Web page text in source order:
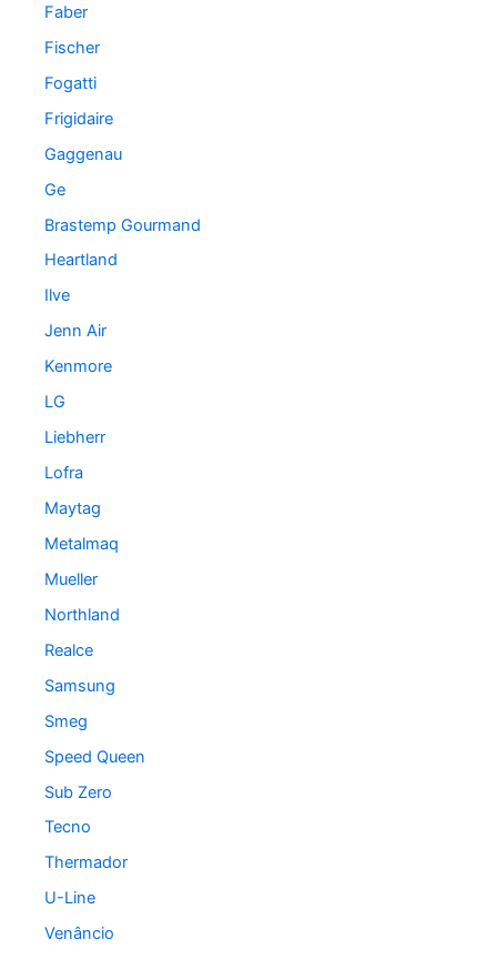
Faber
Fischer
Fogatti
Frigidaire
Gaggenau
Ge
Brastemp Gourmand
Heartland
Ilve
Jenn Air
Kenmore
LG
Liebherr
Lofra
Maytag
Metalmaq
Mueller
Northland
Realce
Samsung
Smeg
Speed Queen
Sub Zero
Tecno
Thermador
U-Line
Venâncio